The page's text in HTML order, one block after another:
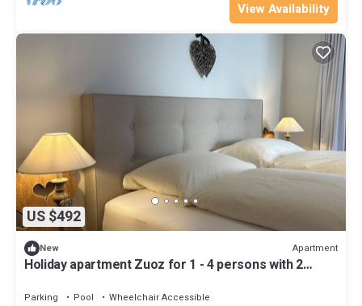
View Availability
US $492
New Apartment
Holiday apartment Zuoz for 1 - 4 persons with 2
Parking Pool
Wheelchair Accessible